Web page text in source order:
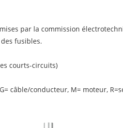
par la commission
fusibles.
courts-circuits)
câble/conducteur, M= moteur,